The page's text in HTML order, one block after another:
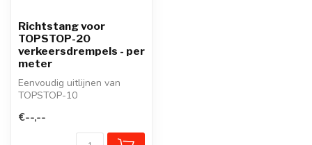
Richtstang voor
TOPSTOP-20
verkeersdrempels - per
meter
Eenvoudig uitlijnen van
TOPSTOP-10
behulp van deze uitlijns...
€--,--